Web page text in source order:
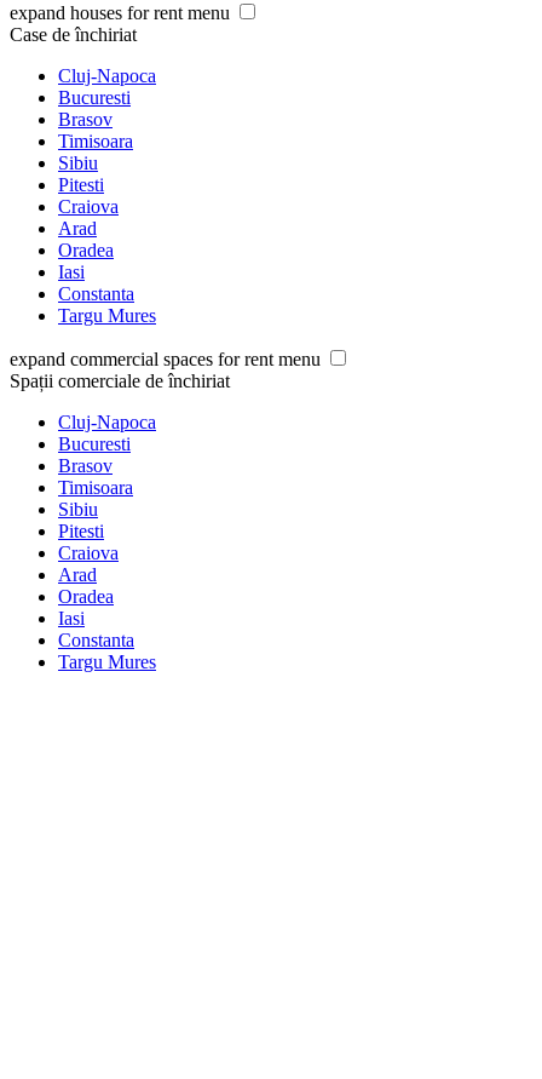
expand houses for rent menu
Case de închiriat
Cluj-Napoca
Bucuresti
Brasov
Timisoara
Sibiu
Pitesti
Craiova
Arad
Oradea
Iasi
Constanta
Targu Mures
expand commercial spaces for rent menu
Spații comerciale de închiriat
Cluj-Napoca
Bucuresti
Brasov
Timisoara
Sibiu
Pitesti
Craiova
Arad
Oradea
Iasi
Constanta
Targu Mures